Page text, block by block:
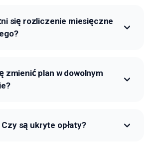
się rozliczenie miesięczne
zmienić plan w dowolnym
Czy są ukryte opłaty?